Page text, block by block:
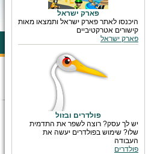
פארק ישראל
היכנסו לאתר פארק ישראל ותמצאו מאות
קישורים אטרקטיביים
פארק ישראל
פולדרים ובזול
יש לך עסק? רוצה לשפר את התדמית
שלו? שימוש בפולדרים יעשה את
העבודה
פולדרים